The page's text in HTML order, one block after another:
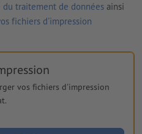
traitement de données ainsi
fichiers d'impression
vos fichiers d'impression